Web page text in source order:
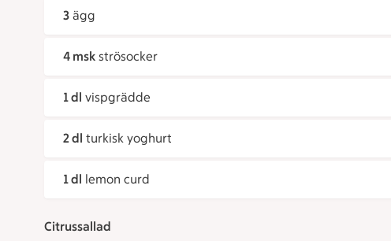
3 ägg
4 msk strösocker
1 dl vispgrädde
2 dl turkisk yoghurt
1 dl lemon curd
Citrussallad